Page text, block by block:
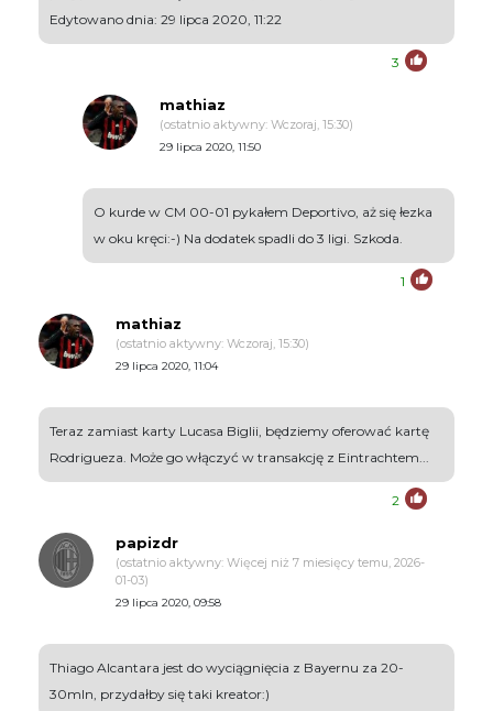
Edytowano dnia: 29 lipca 2020, 11:22
3
mathiaz
(ostatnio aktywny: Wczoraj, 15:30)
29 lipca 2020, 11:50
O kurde w CM 00-01 pykałem Deportivo, aż się łezka
w oku kręci:-) Na dodatek spadli do 3 ligi. Szkoda.
1
mathiaz
(ostatnio aktywny: Wczoraj, 15:30)
29 lipca 2020, 11:04
Teraz zamiast karty Lucasa Biglii, będziemy oferować kartę
Rodrigueza. Może go włączyć w transakcję z Eintrachtem...
2
papizdr
(ostatnio aktywny: Więcej niż 7 miesięcy temu, 2026-
01-03)
29 lipca 2020, 09:58
Thiago Alcantara jest do wyciągnięcia z Bayernu za 20-
30mln, przydałby się taki kreator:)